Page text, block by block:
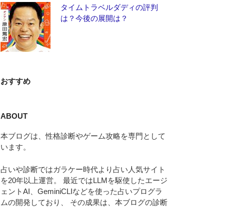
タイムトラベルダディの評判
は？今後の展開は？
おすすめ
ABOUT
本ブログは、性格診断やゲーム攻略を専門として
います。
占いや診断ではガラケー時代より占い人気サイト
を20年以上運営。 最近ではLLMを駆使したエージ
ェントAI、GeminiCLIなどを使った占いプログラ
ムの開発しており、 その成果は、本ブログの診断